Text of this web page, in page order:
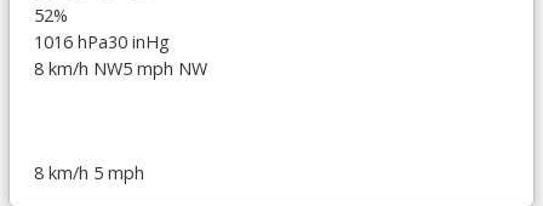
52%
1016 hPa30 inHg
8 km/h NW5 mph NW
8 km/h 5 mph